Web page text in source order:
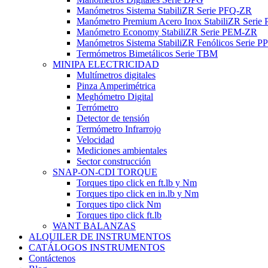
Manómetros Sistema StabiliZR Serie PFQ-ZR
Manómetro Premium Acero Inox StabiliZR Serie
Manómetro Economy StabiliZR Serie PEM-ZR
Manómetros Sistema StabiliZR Fenólicos Serie
Termómetros Bimetálicos Serie TBM
MINIPA ELECTRICIDAD
Multímetros digitales
Pinza Amperimétrica
Meghómetro Digital
Terrómetro
Detector de tensión
Termómetro Infrarrojo
Velocidad
Mediciones ambientales
Sector construcción
SNAP-ON-CDI TORQUE
Torques tipo click en ft.lb y Nm
Torques tipo click en in.lb y Nm
Torques tipo click Nm
Torques tipo click ft.lb
WANT BALANZAS
ALQUILER DE INSTRUMENTOS
CATÁLOGOS INSTRUMENTOS
Contáctenos